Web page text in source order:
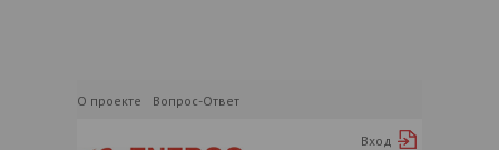
О проекте Вопрос-Ответ
Вход